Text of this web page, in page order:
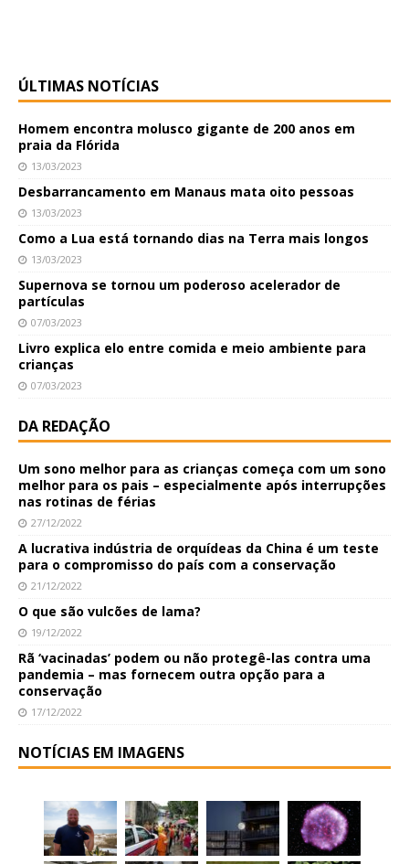
ÚLTIMAS NOTÍCIAS
Homem encontra molusco gigante de 200 anos em
praia da Flórida
13/03/2023
Desbarrancamento em Manaus mata oito pessoas
13/03/2023
Como a Lua está tornando dias na Terra mais longos
13/03/2023
Supernova se tornou um poderoso acelerador de
partículas
07/03/2023
Livro explica elo entre comida e meio ambiente para
crianças
07/03/2023
DA REDAÇÃO
Um sono melhor para as crianças começa com um sono
melhor para os pais – especialmente após interrupções
nas rotinas de férias
27/12/2022
A lucrativa indústria de orquídeas da China é um teste
para o compromisso do país com a conservação
21/12/2022
O que são vulcões de lama?
19/12/2022
Rã ‘vacinadas’ podem ou não protegê-las contra uma
pandemia – mas fornecem outra opção para a
conservação
17/12/2022
NOTÍCIAS EM IMAGENS